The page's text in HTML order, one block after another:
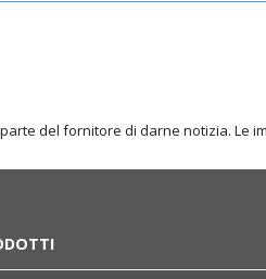
del fornitore di darne notizia.